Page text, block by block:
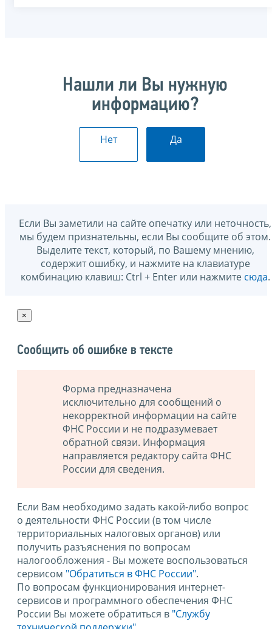
Нашли ли Вы нужную
информацию?
Нет Да
Если Вы заметили на сайте опечатку или неточность,
мы будем признательны, если Вы сообщите об этом.
Выделите текст, который, по Вашему мнению,
содержит ошибку, и нажмите на клавиатуре
комбинацию клавиш: Ctrl + Enter или нажмите сюда.
×
Сообщить об ошибке в тексте
Форма предназначена
исключительно для сообщений о
некорректной информации на сайте
ФНС России и не подразумевает
обратной связи. Информация
направляется редактору сайта ФНС
России для сведения.
Если Вам необходимо задать какой-либо вопрос
о деятельности ФНС России (в том числе
территориальных налоговых органов) или
получить разъяснения по вопросам
налогообложения - Вы можете воспользоваться
сервисом "Обратиться в ФНС России".
По вопросам функционирования интернет-
сервисов и программного обеспечения ФНС
России Вы можете обратиться в "Службу